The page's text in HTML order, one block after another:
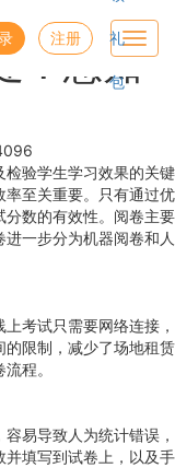
注册 礼
包
！您知
检验学生学习效果的关键
率至关重要。只有通过优
数的有效性。阅卷主要
一步分为机器阅卷和人
考试只需要网络连接，
限制，减少了场地租赁
程。
易导致人为统计错误，
填写到试卷上，以及手